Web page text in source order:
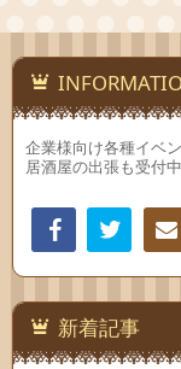
企業様向け各種イベ
居酒屋の出張も受付
連
新着記事